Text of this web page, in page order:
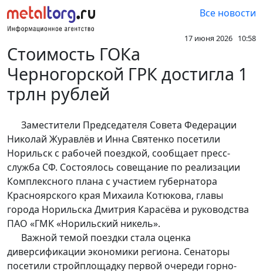
Все новости
17 июня 2026 10:58
Стоимость ГОКа
Черногорской ГРК достигла 1
трлн рублей
Заместители Председателя Совета Федерации
Николай Журавлёв и Инна Святенко посетили
Норильск с рабочей поездкой, сообщает пресс-
служба СФ. Состоялось совещание по реализации
Комплексного плана с участием губернатора
Красноярского края Михаила Котюкова, главы
города Норильска Дмитрия Карасёва и руководства
ПАО «ГМК «Норильский никель».
Важной темой поездки стала оценка
диверсификации экономики региона. Сенаторы
посетили стройплощадку первой очереди горно-